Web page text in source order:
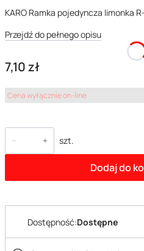
KARO Ramka pojedyncza limonka
Przejdź do pełnego opisu
Cena
7,10 zł
Cena wyłącznie on-line
szt.
Dodaj do
Dostępność:Dostępne